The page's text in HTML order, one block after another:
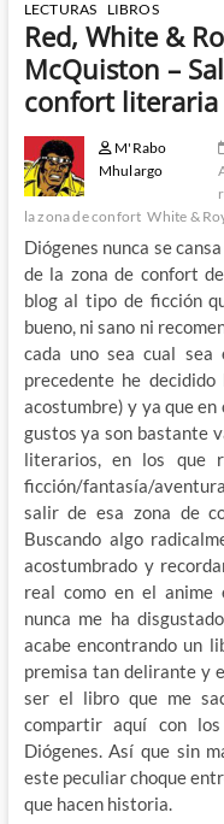
LECTURAS LIBROS
Red, White &
McQuiston –
confort literaria
M'Rabo
Mhulargo
la zona de confort White &
Diógenes nunca se
de la zona de confort
blog al tipo de ficción
bueno, ni sano ni
cada uno sea cual
precedente he
acostumbre) y ya que
gustos ya son bastante
literarios, en los que
ficción/fantasía/
salir de esa zona de
Buscando algo
acostumbrado y
real como en el anime
nunca me ha
acabe encontrando un
premisa tan delirante y
ser el libro que me
compartir aquí con
Diógenes. Así que sin
este peculiar choque
que hacen historia.